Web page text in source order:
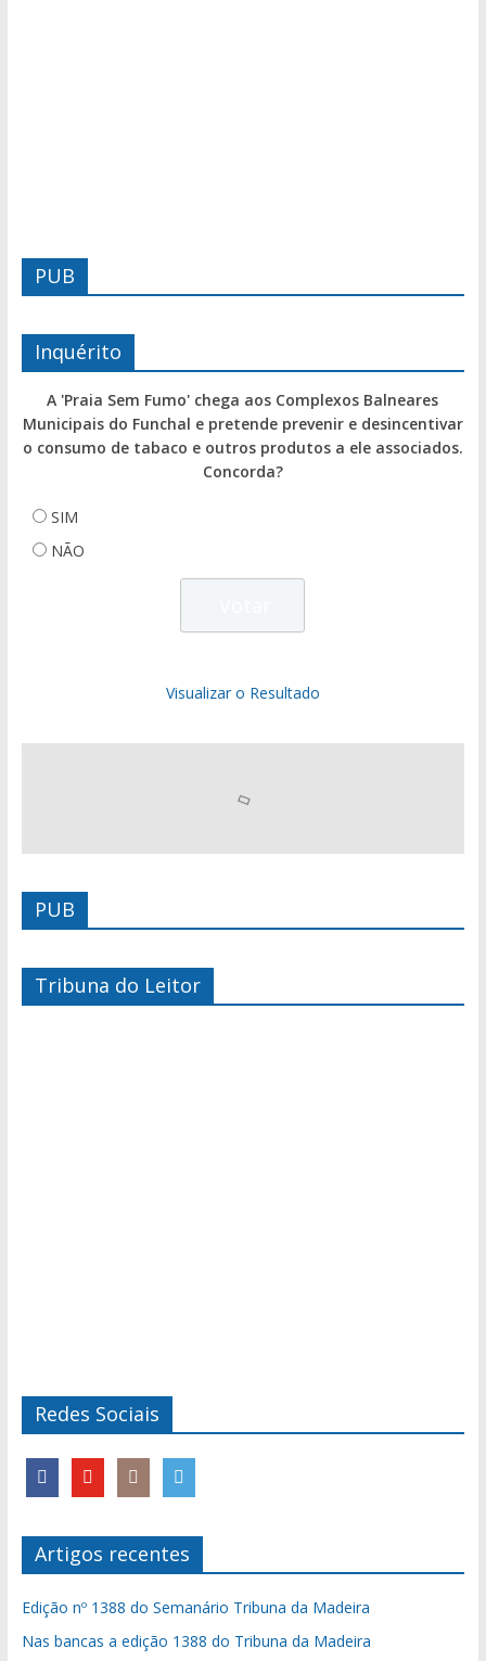
PUB
Inquérito
A 'Praia Sem Fumo' chega aos Complexos Balneares
Municipais do Funchal e pretende prevenir e desincentivar
o consumo de tabaco e outros produtos a ele associados.
Concorda?
SIM
NÃO
Visualizar o Resultado
PUB
Tribuna do Leitor
Redes Sociais
Artigos recentes
Edição nº 1388 do Semanário Tribuna da Madeira
Nas bancas a edição 1388 do Tribuna da Madeira